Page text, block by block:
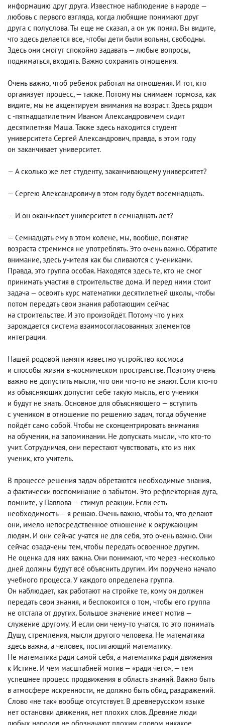
информацию друг друга. Известное наблюдение в народе —
любовь с первого взгляда, когда любящие понимают друг
друга с полуслова. Ты еще не сказал, а он уж понял. Вы видите,
что здесь делается все, чтобы дети были вольны, свободны.
Здесь они смогут спокойно задавать — любые вопросы,
подниматься, входить. Важно сохранить отношения.
Очень важно, чтоб ребенок работал на отношения. И тот, кто
организует процесс, — также. Потому мы снимаем тормоза, как
видите, мы не акцентируем внимания на возраст. Здесь рядом
с -пятнадцатилетним Иваном Александровичем сидит
десятилетняя Маша. Также здесь находится студент
университета Сергей Александрович, правда, в этом году
он заканчивает университет.
— А сколько же лет студенту, заканчивающему университет?
— Сергею Александровичу в этом году будет восемнадцать.
— И он оканчивает университет в семнадцать лет?
— Семнадцать ему в этом колене, мы, вообще, понятие
возраста стремимся не употреблять. Это очень важно. Обратите
внимание, здесь учителя как бы сливаются с учениками.
Правда, это группа особая. Находятся здесь те, кто не смог
принимать участия в строительстве дома. И перед ними стоит
задача — освоить курс математики десятилетней школы, чтобы
потом передать свои знания работающим сейчас
на строительстве. И это произойдёт. Потому что у них
зарождается система взаимосогласованных элементов
интеграции.
Нашей родовой памяти известно устройство космоса
и способы жизни в -космическом пространстве. Поэтому очень
важно не допустить мысли, что они что-то не знают. Если кто-то
из объясняющих допустит себе такую мысль, его ученики
и будут не знать. Основное для объясняющего — вступить
с учеником в отношение по решению задач, тогда обучение
пойдёт само собой. Чтобы не сконцентрировать внимания
на обучении, на запоминании. Не допускать мысли, что кто-то
учит. Сотрудничая, они перестают чувствовать, кто из них
ученик, кто учитель.
В процессе решения задач обретаются необходимые знания,
а фактически воспоминание о забытом. Это рефлекторная дуга,
помните, у Павлова — стимул реакции. Если есть
необходимость — я решаю. Очень важно, чтобы то, что делают
они, имело непосредственное отношение к окружающим
людям. И они сейчас учатся не для себя, это очень важно. Они
сейчас озадачены тем, чтобы передать освоенное другим.
Не оценка для них важна. Они понимают, что через -несколько
дней должны будут всё объяснить другим. Им поручено начало
учебного процесса. У каждого определена группа.
Он наблюдает, как работают на стройке те, кому он должен
передать свои знания, и беспокоится о том, чтобы его группа
не отстала от других. Большое значение имеет мотив —
служение другому. И если они чему-то учатся, то это понимать
Душу, стремления, мысли другого человека. Не математика
здесь важна, а человек, постигающий математику.
Не математика ради самой себя, а математика ради движения
к Истине. И чем масштабней мотив — «ради чего», — тем
успешнее процесс продвижения в область знаний. Важно быть
в атмосфере искренности, не должно быть обид, раздражений.
Слово «не так» вообще отсутствует. В древнерусском языке
нет остановки движения, нет плохих слов. Древние люди